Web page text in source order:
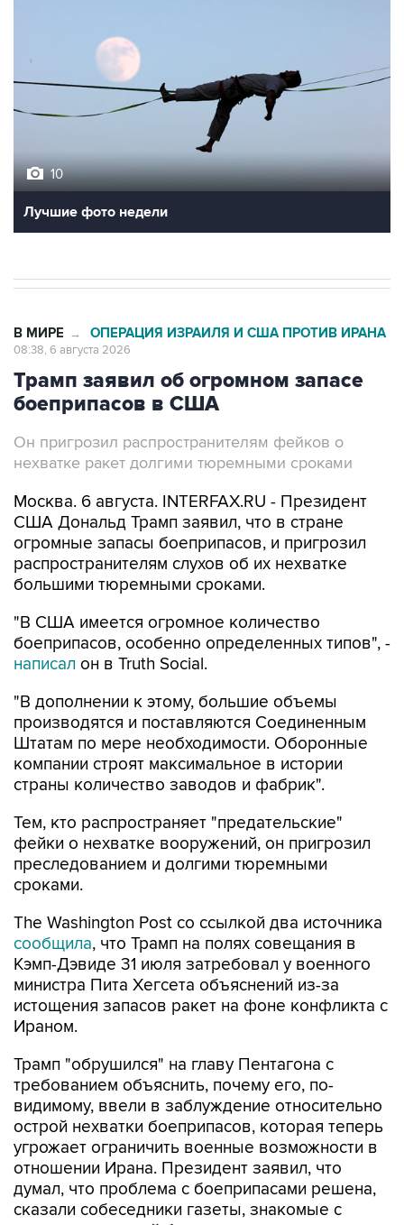
10
Лучшие фото недели
В МИРЕ → ОПЕРАЦИЯ ИЗРАИЛЯ И США ПРОТИВ ИРАНА
08:38, 6 августа 2026
Трамп заявил об огромном запасе
боеприпасов в США
Он пригрозил распространителям фейков о
нехватке ракет долгими тюремными сроками
Москва. 6 августа. INTERFAX.RU - Президент
США Дональд Трамп заявил, что в стране
огромные запасы боеприпасов, и пригрозил
распространителям слухов об их нехватке
большими тюремными сроками.
"В США имеется огромное количество
боеприпасов, особенно определенных типов", -
написал он в Truth Social.
"В дополнении к этому, большие объемы
производятся и поставляются Соединенным
Штатам по мере необходимости. Оборонные
компании строят максимальное в истории
страны количество заводов и фабрик".
Тем, кто распространяет "предательские"
фейки о нехватке вооружений, он пригрозил
преследованием и долгими тюремными
сроками.
The Washington Post со ссылкой два источника
сообщила, что Трамп на полях совещания в
Кэмп-Дэвиде 31 июля затребовал у военного
министра Пита Хегсета объяснений из-за
истощения запасов ракет на фоне конфликта с
Ираном.
Трамп "обрушился" на главу Пентагона с
требованием объяснить, почему его, по-
видимому, ввели в заблуждение относительно
острой нехватки боеприпасов, которая теперь
угрожает ограничить военные возможности в
отношении Ирана. Президент заявил, что
думал, что проблема с боеприпасами решена,
сказали собеседники газеты, знакомые с